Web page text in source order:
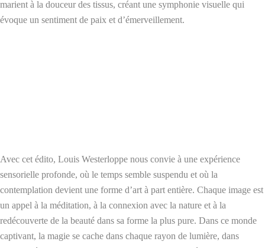
marient à la douceur des tissus, créant une symphonie visuelle qui
évoque un sentiment de paix et d’émerveillement.
Avec cet édito, Louis Westerloppe nous convie à une expérience
sensorielle profonde, où le temps semble suspendu et où la
contemplation devient une forme d’art à part entière. Chaque image est
un appel à la méditation, à la connexion avec la nature et à la
redécouverte de la beauté dans sa forme la plus pure. Dans ce monde
captivant, la magie se cache dans chaque rayon de lumière, dans